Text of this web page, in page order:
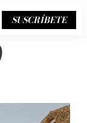
SUSCRÍBETE